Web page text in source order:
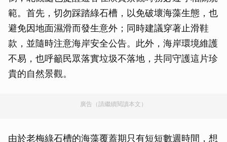
範。首先，切勿踩踏綠石槽，以免破壞海藻生態，也
避免因地面濕滑而發生意外；同時建議穿著止滑鞋
款，並隨時注意海岸安全公告。此外，海岸環境維護
不易，也呼籲民眾落實垃圾不落地，共同守護這片珍
貴的自然景觀。
廣告（請繼續閱讀本文）
由於老梅綠石槽的海藻覆蓋期只有短短數週時間，想